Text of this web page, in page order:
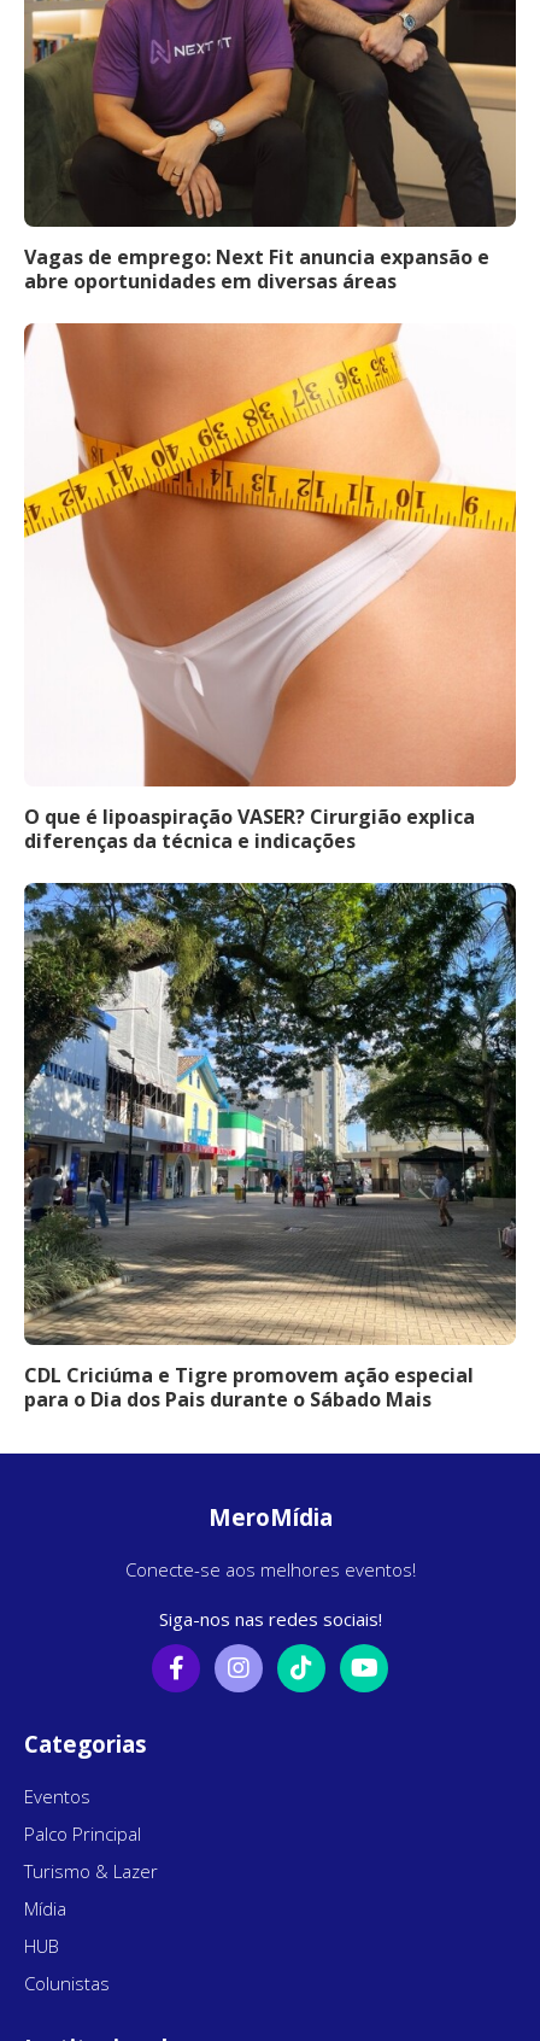
Vagas de emprego: Next Fit anuncia expansão e
abre oportunidades em diversas áreas
O que é lipoaspiração VASER? Cirurgião explica
diferenças da técnica e indicações
CDL Criciúma e Tigre promovem ação especial
para o Dia dos Pais durante o Sábado Mais
MeroMídia
Conecte-se aos melhores eventos!
Siga-nos nas redes sociais!
Categorias
Eventos
Palco Principal
Turismo & Lazer
Mídia
HUB
Colunistas